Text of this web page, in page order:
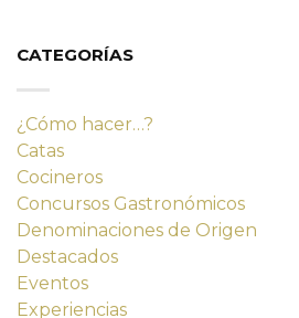
CATEGORÍAS
¿Cómo hacer…?
Catas
Cocineros
Concursos Gastronómicos
Denominaciones de Origen
Destacados
Eventos
Experiencias